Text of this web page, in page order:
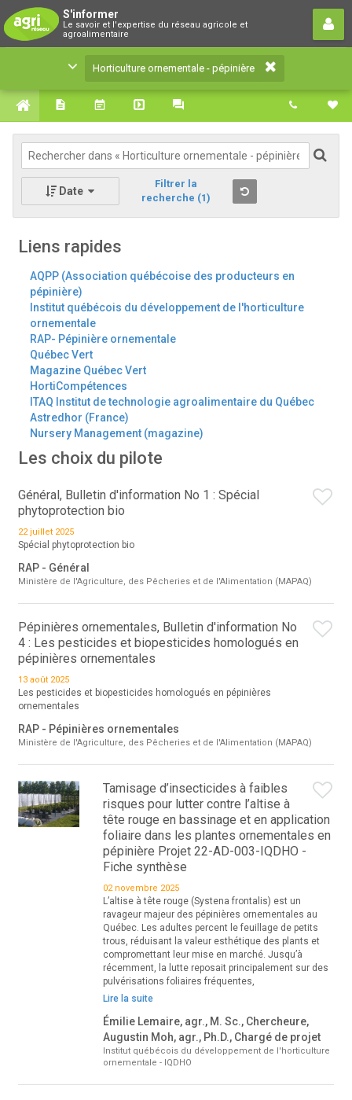
S'informer
Le savoir et l'expertise du réseau agricole et
agroalimentaire
Horticulture ornementale -
pépinière
Le savoir et l'expertise du réseau agricole et
agroalimentaire
Horticulture ornementale - pépinière
Date
Filtrer la
recherche (1)
Liens rapides
AQPP (Association québécoise des producteurs en
pépinière)
Institut québécois du développement de l'horticulture
ornementale
RAP- Pépinière ornementale
Québec Vert
Magazine Québec Vert
HortiCompétences
ITAQ Institut de technologie agroalimentaire du Québec
Astredhor (France)
Nursery Management (magazine)
Les choix du pilote
Général, Bulletin d'information No 1 : Spécial
phytoprotection bio
22 juillet 2025
Spécial phytoprotection bio
RAP - Général
Ministère de l'Agriculture, des Pêcheries et de l'Alimentation (MAPAQ)
Pépinières ornementales, Bulletin d'information No
4 : Les pesticides et biopesticides homologués en
pépinières ornementales
13 août 2025
Les pesticides et biopesticides homologués en pépinières
ornementales
RAP - Pépinières ornementales
Ministère de l'Agriculture, des Pêcheries et de l'Alimentation (MAPAQ)
Tamisage d’insecticides à faibles
risques pour lutter contre l’altise à
tête rouge en bassinage et en application
foliaire dans les plantes ornementales en
pépinière Projet 22-AD-003-IQDHO -
Fiche synthèse
02 novembre 2025
L’altise à tête rouge (Systena frontalis) est un
ravageur majeur des pépinières ornementales au
Québec. Les adultes percent le feuillage de petits
trous, réduisant la valeur esthétique des plants et
compromettant leur mise en marché. Jusqu’à
récemment, la lutte reposait principalement sur des
pulvérisations foliaires fréquentes,
Lire la suite
Émilie Lemaire, agr., M. Sc., Chercheure,
Augustin Moh, agr., Ph.D., Chargé de projet
Institut québécois du développement de l'horticulture
ornementale - IQDHO